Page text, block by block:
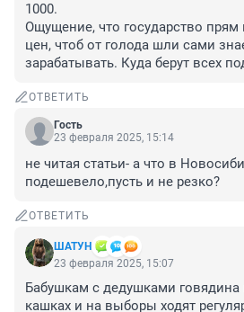
1000.
Ощущение, что государство прям
цен, чтоб от голода шли сами
зарабатывать. Куда берут всех
ОТВЕТИТЬ
Гость
23 февраля 2025, 15:14
не читая статьи- а что в
подешевело,пусть и не резко?
ОТВЕТИТЬ
ШАТУН
23 февраля 2025, 15:07
Бабушкам с дедушками
кашках и на выборы ходят